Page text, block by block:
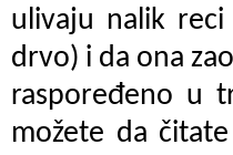
ulivaju nalik
drvo) i da ona
raspoređeno u
možete da